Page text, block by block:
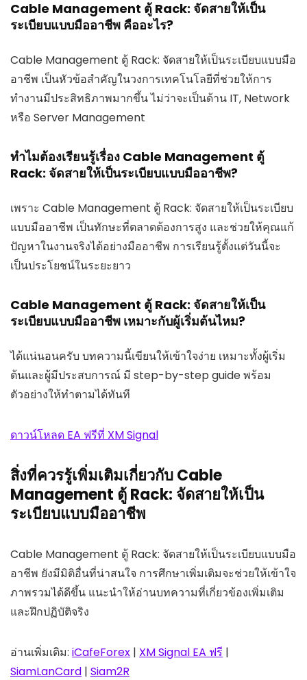
Cable Management ตู้ Rack: จัดสายให้เป็น
ระเบียบแบบมืออาชีพ คืออะไร?
Cable Management ตู้ Rack: จัดสายให้เป็นระเบียบแบบมือ
อาชีพ เป็นหัวข้อสำคัญในวงการเทคโนโลยีที่ช่วยให้การ
ทำงานมีประสิทธิภาพมากขึ้น ไม่ว่าจะเป็นด้าน IT, Network
หรือ Server Management
ทำไมต้องเรียนรู้เรื่อง Cable Management ตู้
Rack: จัดสายให้เป็นระเบียบแบบมืออาชีพ?
เพราะ Cable Management ตู้ Rack: จัดสายให้เป็นระเบียบ
แบบมืออาชีพ เป็นทักษะที่ตลาดต้องการสูง และช่วยให้คุณแก้
ปัญหาในงานจริงได้อย่างมืออาชีพ การเรียนรู้ตั้งแต่วันนี้จะ
เป็นประโยชน์ในระยะยาว
Cable Management ตู้ Rack: จัดสายให้เป็น
ระเบียบแบบมืออาชีพ เหมาะกับผู้เริ่มต้นไหม?
ได้แน่นอนครับ บทความนี้เขียนให้เข้าใจง่าย เหมาะทั้งผู้เริ่ม
ต้นและผู้มีประสบการณ์ มี step-by-step guide พร้อม
ตัวอย่างให้ทำตามได้ทันที
ดาวน์โหลด EA ฟรีที่ XM Signal
สิ่งที่ควรรู้เพิ่มเติมเกี่ยวกับ Cable
Management ตู้ Rack: จัดสายให้เป็น
ระเบียบแบบมืออาชีพ
Cable Management ตู้ Rack: จัดสายให้เป็นระเบียบแบบมือ
อาชีพ ยังมีมิติอื่นที่น่าสนใจ การศึกษาเพิ่มเติมจะช่วยให้เข้าใจ
ภาพรวมได้ดีขึ้น แนะนำให้อ่านบทความที่เกี่ยวข้องเพิ่มเติม
และฝึกปฏิบัติจริง
อ่านเพิ่มเติม: iCafeForex | XM Signal EA ฟรี |
SiamLanCard | Siam2R